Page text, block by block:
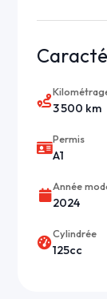
3 500 km
Permis
A1
Année
2024
Cylindrée
125cc